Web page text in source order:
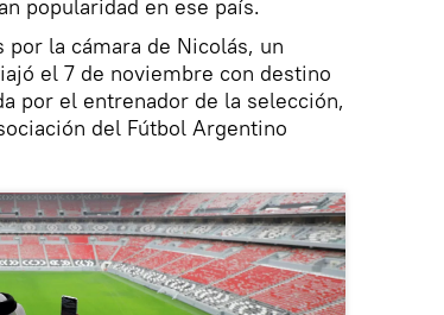
popularidad en ese país.
la cámara de Nicolás, un
el 7 de noviembre con destino
por el entrenador de la selección,
del Fútbol Argentino